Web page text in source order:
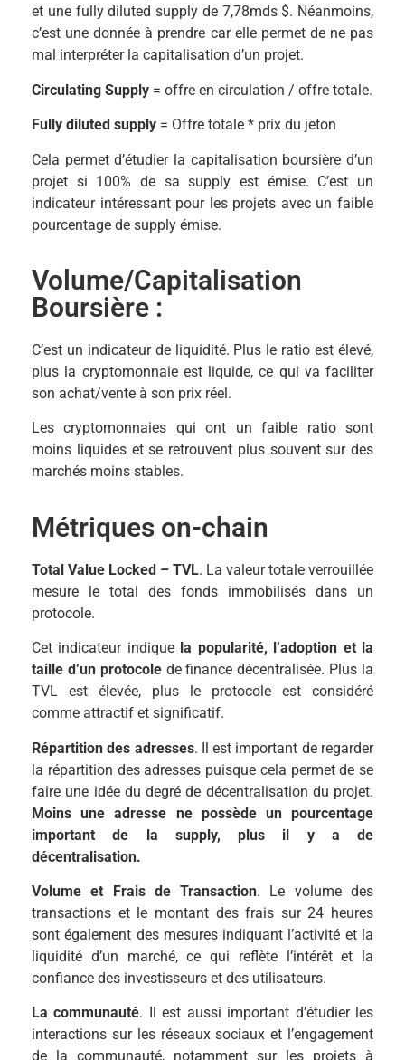
et une fully diluted supply de 7,78mds $. Néanmoins,
c’est une donnée à prendre car elle permet de ne pas
mal interpréter la capitalisation d’un projet.
Circulating Supply = offre en circulation / offre totale.
Fully diluted supply = Offre totale * prix du jeton
Cela permet d’étudier la capitalisation boursière d’un
projet si 100% de sa supply est émise. C’est un
indicateur intéressant pour les projets avec un faible
pourcentage de supply émise.
Volume/Capitalisation
Boursière :
C’est un indicateur de liquidité. Plus le ratio est élevé,
plus la cryptomonnaie est liquide, ce qui va faciliter
son achat/vente à son prix réel.
Les cryptomonnaies qui ont un faible ratio sont
moins liquides et se retrouvent plus souvent sur des
marchés moins stables.
Métriques on-chain
Total Value Locked – TVL. La valeur totale verrouillée
mesure le total des fonds immobilisés dans un
protocole.
Cet indicateur indiquela popularité, l’adoption et la
taille d’un protocolede finance décentralisée. Plus la
TVL est élevée, plus le protocole est considéré
comme attractif et significatif.
Répartition des adresses. Il est important de regarder
la répartition des adresses puisque cela permet de se
faire une idée du degré de décentralisation du projet.
Moins une adresse ne possède un pourcentage
important de la supply, plus il y a de
décentralisation.
Volume et Frais de Transaction. Le volume des
transactions et le montant des frais sur 24 heures
sont également des mesures indiquant l’activité et la
liquidité d’un marché, ce qui reflète l’intérêt et la
confiance des investisseurs et des utilisateurs.
La communauté. Il est aussi important d’étudier les
interactions sur les réseaux sociaux et l’engagement
de la communauté, notamment sur les projets à